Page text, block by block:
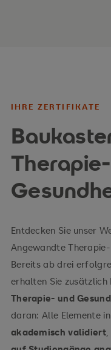
IHRE ZERTIFIKATE
Entdecken Sie unser
Angewandte
Bereits ab drei
erhalten Sie zusätzlich
Therapie- und
daran: Alle Elemente
akademisch validiert,